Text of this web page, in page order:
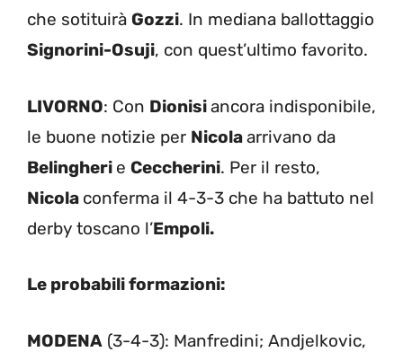
che sotituirà Gozzi. In mediana ballottaggio
Signorini-Osuji, con quest’ultimo favorito.
LIVORNO: Con Dionisiancora indisponibile,
le buone notizie per Nicolaarrivano da
Belingheri e Ceccherini. Per il resto,
Nicola conferma il 4-3-3 che ha battuto nel
derby toscano l’Empoli.
Le probabili formazioni:
MODENA (3-4-3): Manfredini; Andjelkovic,